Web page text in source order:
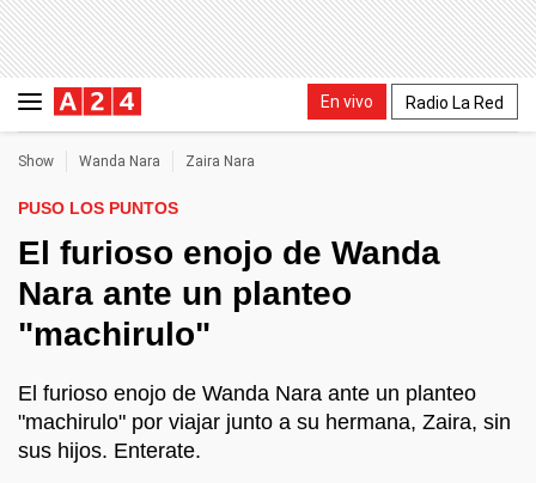
En vivo Radio La Red
Show Wanda Nara Zaira Nara
PUSO LOS PUNTOS
El furioso enojo de Wanda
Nara ante un planteo
"machirulo"
El furioso enojo de Wanda Nara ante un planteo
"machirulo" por viajar junto a su hermana, Zaira, sin
sus hijos. Enterate.